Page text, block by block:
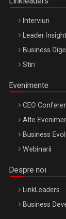
Interviuri
Leader
Business
Stiri
Evenimente
CEO
Alte
Business
Webinarii
Despre noi
LinkLeaders
Business